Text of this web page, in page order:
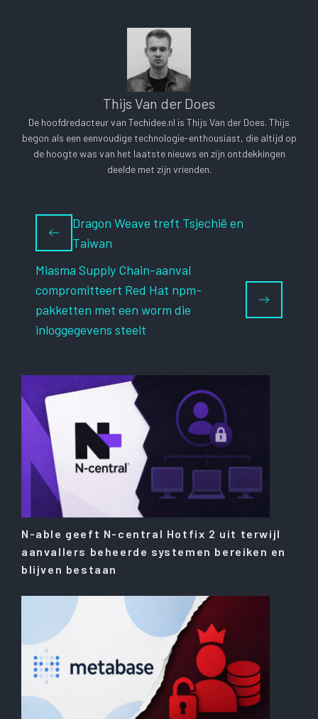
Thijs Van der Does
De hoofdredacteur van Techidee.nl is Thijs Van der Does. Thijs
begon als een eenvoudige technologie-enthousiast, die altijd op
de hoogte was van het laatste nieuws en zijn ontdekkingen
deelde met zijn vrienden.
Dragon Weave treft Tsjechië en
Taiwan
Miasma Supply Chain-aanval
compromitteert Red Hat npm-
pakketten met een worm die
inloggegevens steelt
N-able geeft N-central Hotfix 2 uit terwijl
aanvallers beheerde systemen bereiken en
blijven bestaan